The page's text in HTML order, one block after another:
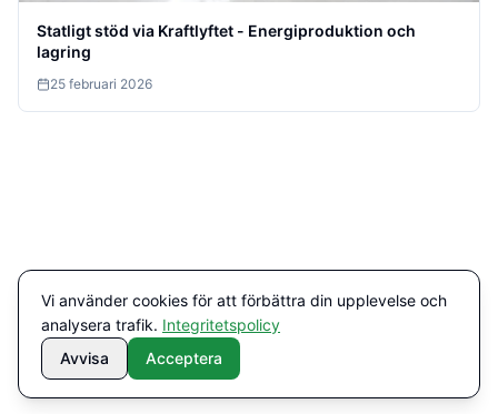
Statligt stöd via Kraftlyftet - Energiproduktion och
lagring
25 februari 2026
Vi använder cookies för att förbättra din upplevelse och
analysera trafik. Integritetspolicy
Avvisa
Acceptera